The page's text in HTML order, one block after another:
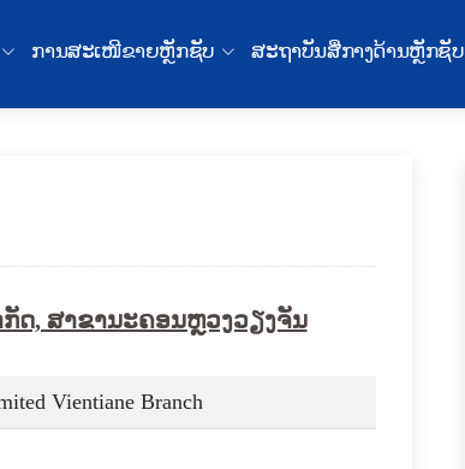
ການສະເໜີຂາຍຫຼັກຊັບ ສະຖາບັນສື່ກາງດ້ານຫຼັກຊັບ
ດ, ສາຂານະຄອນຫຼວງວຽງຈັນ
Vientiane Branch